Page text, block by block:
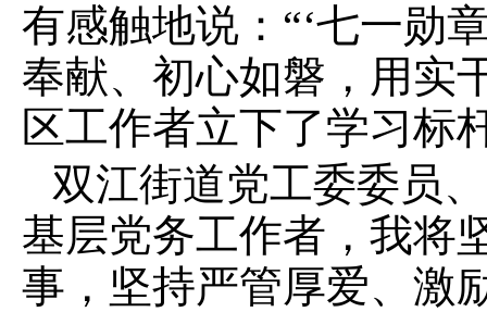
有感触地说：“‘七一勋
奉献、初心如磐，用实
区工作者立下了学习标
双江街道党工委委员
基层党务工作者，我将
事，坚持严管厚爱、激